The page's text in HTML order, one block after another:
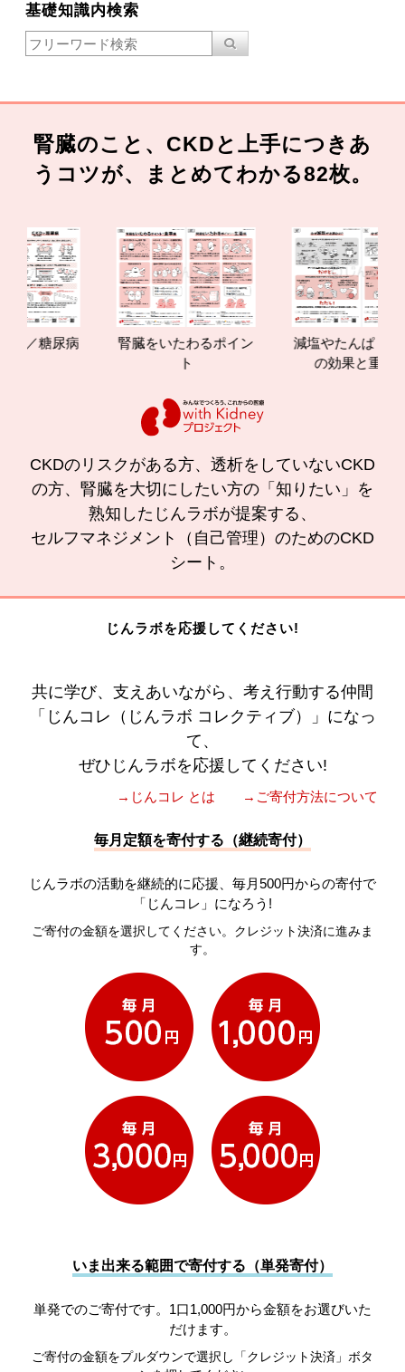
基礎知識内検索
腎臓のこと、CKDと上手につきあ
うコツが、まとめてわかる82枚。
腎臓をいたわるポイン
減塩やたんぱく質管理
の効果と重要性
CKDのリスクがある方、透析をしていないCKD
の方、腎臓を大切にしたい方の「知りたい」を
熟知したじんラボが提案する、
セルフマネジメント（自己管理）のためのCKD
シート。
じんラボを応援してください!
共に学び、支えあいながら、考え行動する仲間
「じんコレ（じんラボ コレクティブ）」になっ
て、
ぜひじんラボを応援してください!
→じんコレ とは →ご寄付方法について
毎月定額を寄付する（継続寄付）
じんラボの活動を継続的に応援、毎月500円からの寄付で
「じんコレ」になろう!
ご寄付の金額を選択してください。クレジット決済に進みま
す。
いま出来る範囲で寄付する（単発寄付）
単発でのご寄付です。1口1,000円から金額をお選びいた
だけます。
ご寄付の金額をプルダウンで選択し「クレジット決済」ボタ